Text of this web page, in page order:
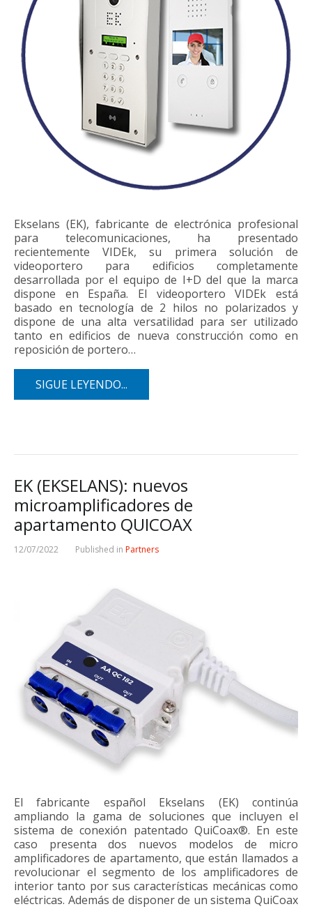
Ekselans (EK), fabricante de electrónica profesional
para telecomunicaciones, ha presentado
recientemente VIDEk, su primera solución de
videoportero para edificios completamente
desarrollada por el equipo de I+D del que la marca
dispone en España. El videoportero VIDEk está
basado en tecnología de 2 hilos no polarizados y
dispone de una alta versatilidad para ser utilizado
tanto en edificios de nueva construcción como en
reposición de portero…
SIGUE LEYENDO...
EK (EKSELANS): nuevos
microamplificadores de
apartamento QUICOAX
12/07/2022 Published in Partners
El fabricante español Ekselans (EK) continúa
ampliando la gama de soluciones que incluyen el
sistema de conexión patentado QuiCoax®. En este
caso presenta dos nuevos modelos de micro
amplificadores de apartamento, que están llamados a
revolucionar el segmento de los amplificadores de
interior tanto por sus características mecánicas como
eléctricas. Además de disponer de un sistema QuiCoax